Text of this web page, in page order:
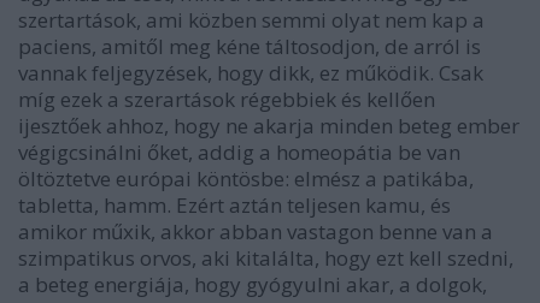
szertartások, ami közben semmi olyat nem kap a
paciens, amitől meg kéne táltosodjon, de arról is
vannak feljegyzések, hogy dikk, ez működik. Csak
míg ezek a szerartások régebbiek és kellően
ijesztőek ahhoz, hogy ne akarja minden beteg ember
végigcsinálni őket, addig a homeopátia be van
öltöztetve európai köntösbe: elmész a patikába,
tabletta, hamm. Ezért aztán teljesen kamu, és
amikor műxik, akkor abban vastagon benne van a
szimpatikus orvos, aki kitalálta, hogy ezt kell szedni,
a beteg energiája, hogy gyógyulni akar, a dolgok,